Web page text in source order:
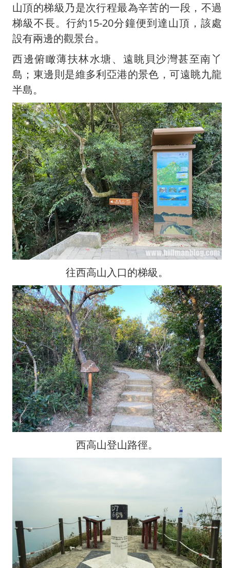
山頂的梯級乃是次行程最為辛苦的一段，不過
梯級不長。行約15-20分鐘便到達山頂，該處
設有兩邊的觀景台。
西邊俯瞰薄扶林水塘、遠眺貝沙灣甚至南丫
島；東邊則是維多利亞港的景色，可遠眺九龍
半島。
往西高山入口的梯級。
西高山登山路徑。